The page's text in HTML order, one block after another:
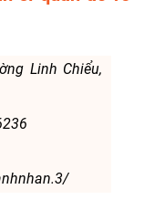
Linh Chiểu,